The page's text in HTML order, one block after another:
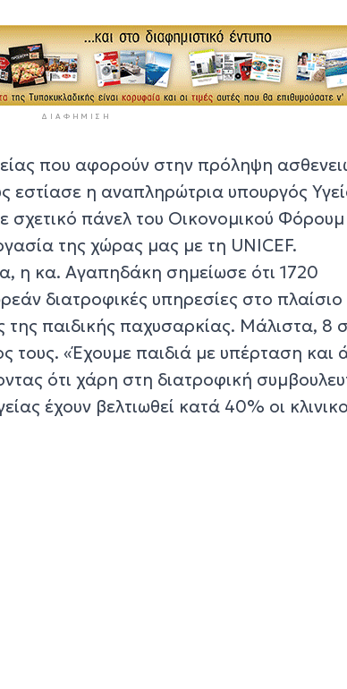
ΔΙΑΦΉΜΙΣΗ
που αφορούν στην πρόληψη
εστίασε η αναπληρώτρια υπουργός
σχετικό πάνελ του Οικονομικού
της χώρας μας με τη UNICEF.
η κα. Αγαπηδάκη σημείωσε ότι 1720
διατροφικές υπηρεσίες στο πλαίσιο
παιδικής παχυσαρκίας. Μάλιστα, 8
τους. «Έχουμε παιδιά με υπέρταση και
ότι χάρη στη διατροφική
έχουν βελτιωθεί κατά 40% οι